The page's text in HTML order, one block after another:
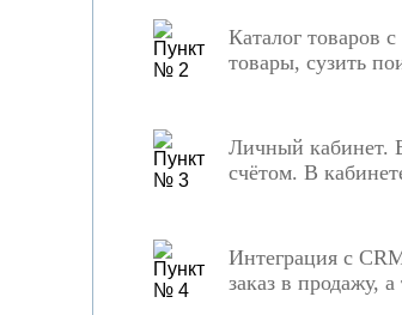
Каталог товаров
товары, сузить
Личный кабинет.
счётом. В
Интеграция с
заказ в продажу,